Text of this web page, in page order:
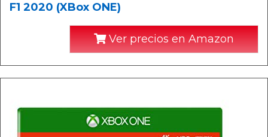
F1 2020 (XBox ONE)
Ver precios en Amazon